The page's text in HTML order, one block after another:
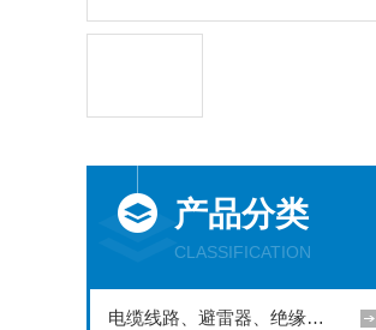
产品分类
CLASSIFICATION
电缆线路、避雷器、绝缘子测试仪器